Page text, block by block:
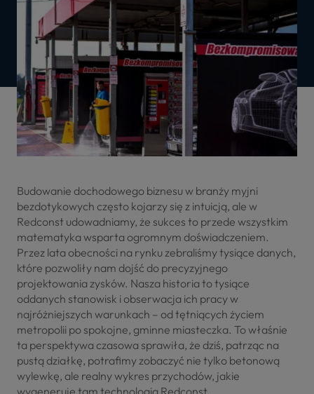
Budowanie dochodowego biznesu w branży myjni
bezdotykowych często kojarzy się z intuicją, ale w
Redconst udowadniamy, że sukces to przede wszystkim
matematyka wsparta ogromnym doświadczeniem.
Przez lata obecności na rynku zebraliśmy tysiące danych,
które pozwoliły nam dojść do precyzyjnego
projektowania zysków. Nasza historia to tysiące
oddanych stanowisk i obserwacja ich pracy w
najróżniejszych warunkach – od tętniących życiem
metropolii po spokojne, gminne miasteczka. To właśnie
ta perspektywa czasowa sprawiła, że dziś, patrząc na
pustą działkę, potrafimy zobaczyć nie tylko betonową
wylewkę, ale realny wykres przychodów, jakie